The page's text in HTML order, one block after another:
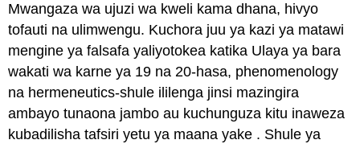
Mwangaza wa ujuzi wa kweli kama dhana, hivyo
tofauti na ulimwengu. Kuchora juu ya kazi ya matawi
mengine ya falsafa yaliyotokea katika Ulaya ya bara
wakati wa karne ya 19 na 20-hasa, phenomenology
na hermeneutics-shule ililenga jinsi mazingira
ambayo tunaona jambo au kuchunguza kitu inaweza
kubadilisha tafsiri yetu ya maana yake . Shule ya